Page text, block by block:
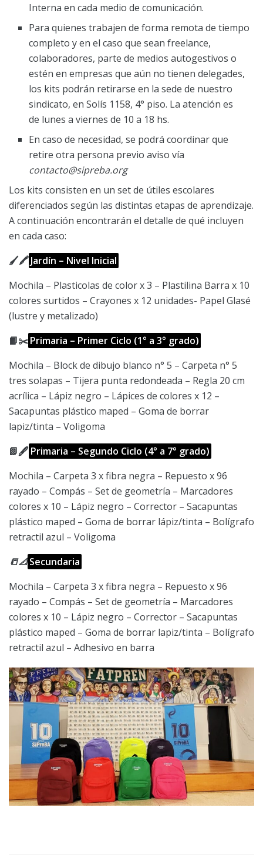
Interna en cada medio de comunicación.
Para quienes trabajen de forma remota de tiempo
completo y en el caso que sean freelance,
colaboradores, parte de medios autogestivos o
estén en empresas que aún no tienen delegades,
los kits podrán retirarse en la sede de nuestro
sindicato, en Solís 1158, 4° piso. La atención es
de lunes a viernes de 10 a 18 hs.
En caso de necesidad, se podrá coordinar que
retire otra persona previo aviso vía
contacto@sipreba.org
Los kits consisten en un set de útiles escolares
diferenciados según las distintas etapas de aprendizaje.
A continuación encontrarán el detalle de qué incluyen
en cada caso:
🖌️🖍️Jardín – Nivel Inicial
Mochila – Plasticolas de color x 3 – Plastilina Barra x 10
colores surtidos – Crayones x 12 unidades- Papel Glasé
(lustre y metalizado)
📙✂️Primaria – Primer Ciclo (1° a 3° grado)
Mochila – Block de dibujo blanco n° 5 – Carpeta n° 5
tres solapas – Tijera punta redondeada – Regla 20 cm
acrílica – Lápiz negro – Lápices de colores x 12 –
Sacapuntas plástico maped – Goma de borrar
lapiz/tinta – Voligoma
📗🖋️ Primaria – Segundo Ciclo (4° a 7° grado)
Mochila – Carpeta 3 x fibra negra – Repuesto x 96
rayado – Compás – Set de geometría – Marcadores
colores x 10 – Lápiz negro – Corrector – Sacapuntas
plástico maped – Goma de borrar lápiz/tinta – Bolígrafo
retractil azul – Voligoma
📒📐Secundaria
Mochila – Carpeta 3 x fibra negra – Repuesto x 96
rayado – Compás – Set de geometría – Marcadores
colores x 10 – Lápiz negro – Corrector – Sacapuntas
plástico maped – Goma de borrar lapiz/tinta – Bolígrafo
retractil azul – Adhesivo en barra